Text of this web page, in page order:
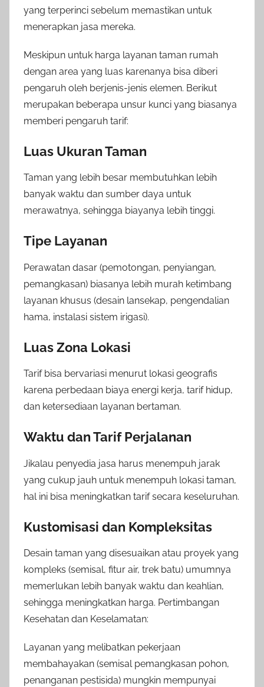
yang terperinci sebelum memastikan untuk
menerapkan jasa mereka.
Meskipun untuk harga layanan taman rumah
dengan area yang luas karenanya bisa diberi
pengaruh oleh berjenis-jenis elemen. Berikut
merupakan beberapa unsur kunci yang biasanya
memberi pengaruh tarif:
Luas Ukuran Taman
Taman yang lebih besar membutuhkan lebih
banyak waktu dan sumber daya untuk
merawatnya, sehingga biayanya lebih tinggi.
Tipe Layanan
Perawatan dasar (pemotongan, penyiangan,
pemangkasan) biasanya lebih murah ketimbang
layanan khusus (desain lansekap, pengendalian
hama, instalasi sistem irigasi).
Luas Zona Lokasi
Tarif bisa bervariasi menurut lokasi geografis
karena perbedaan biaya energi kerja, tarif hidup,
dan ketersediaan layanan bertaman.
Waktu dan Tarif Perjalanan
Jikalau penyedia jasa harus menempuh jarak
yang cukup jauh untuk menempuh lokasi taman,
hal ini bisa meningkatkan tarif secara keseluruhan.
Kustomisasi dan Kompleksitas
Desain taman yang disesuaikan atau proyek yang
kompleks (semisal, fitur air, trek batu) umumnya
memerlukan lebih banyak waktu dan keahlian,
sehingga meningkatkan harga. Pertimbangan
Kesehatan dan Keselamatan:
Layanan yang melibatkan pekerjaan
membahayakan (semisal pemangkasan pohon,
penanganan pestisida) mungkin mempunyai